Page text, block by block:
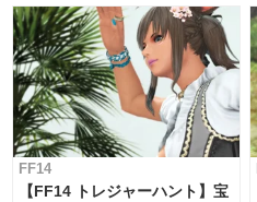
FF14
【FF14 トレジャーハント】宝